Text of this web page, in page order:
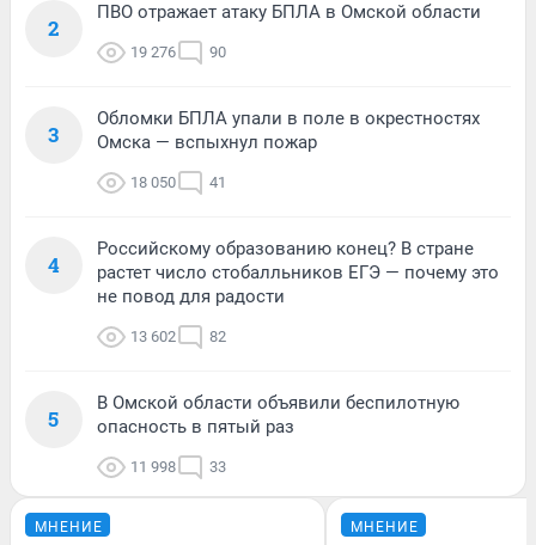
2
ПВО отражает атаку БПЛА в Омской области
19 276 90
3
Обломки БПЛА упали в поле в окрестностях
Омска — вспыхнул пожар
18 050 41
4
Российскому образованию конец? В стране
растет число стобалльников ЕГЭ — почему это
не повод для радости
13 602 82
5
В Омской области объявили беспилотную
опасность в пятый раз
11 998 33
МНЕНИЕ МНЕНИЕ